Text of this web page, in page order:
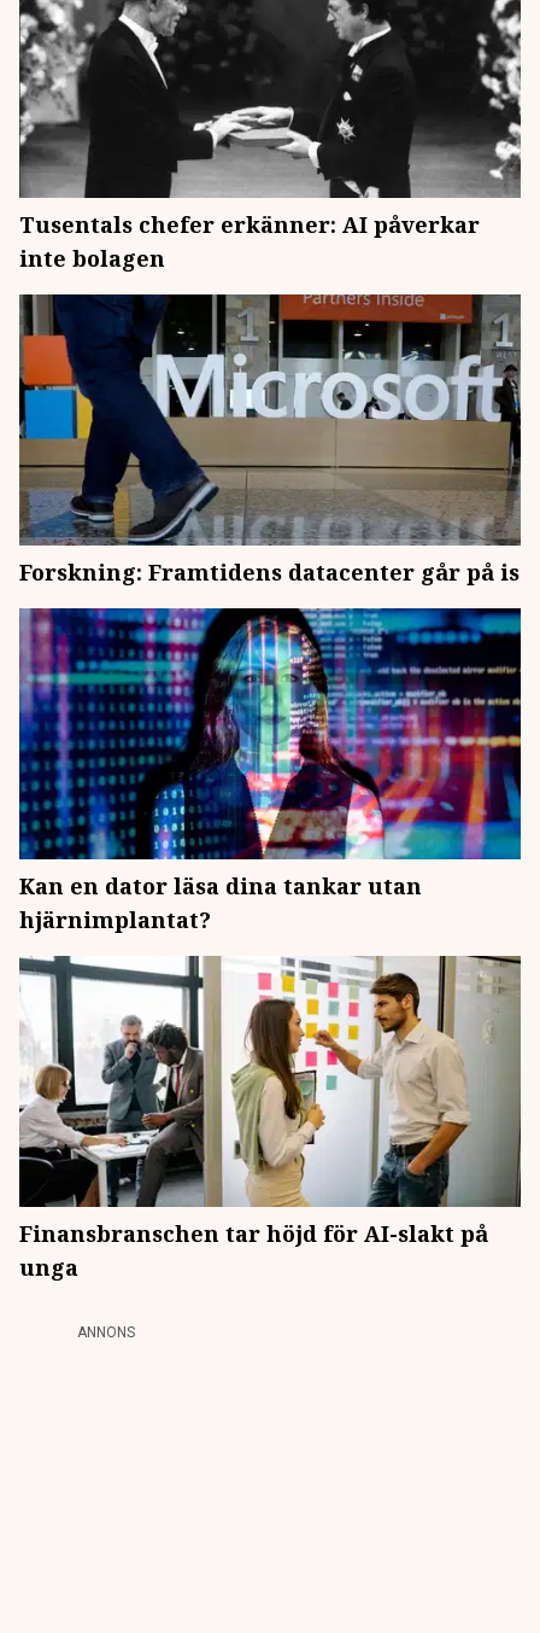
Tusentals chefer erkänner: AI påverkar
inte bolagen
Forskning: Framtidens datacenter går på is
Kan en dator läsa dina tankar utan
hjärnimplantat?
Finansbranschen tar höjd för AI-slakt på
unga
ANNONS